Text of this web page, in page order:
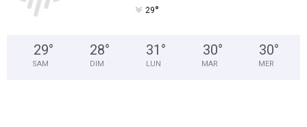
29°
29°
SAM
28°
DIM
31 °
LUN
30°
MAR
30°
MER